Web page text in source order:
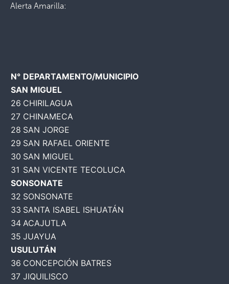
Alerta Amarilla:
N° DEPARTAMENTO/MUNICIPIO
SAN MIGUEL
26 CHIRILAGUA
27 CHINAMECA
28 SAN JORGE
29 SAN RAFAEL ORIENTE
30 SAN MIGUEL
31 SAN VICENTE TECOLUCA
SONSONATE
32 SONSONATE
33 SANTA ISABEL ISHUATÁN
34 ACAJUTLA
35 JUAYUA
USULUTÁN
36 CONCEPCIÓN BATRES
37 JIQUILISCO